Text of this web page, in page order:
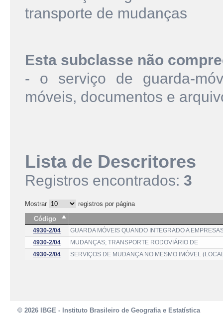
transporte de mudanças
Esta subclasse não
- o serviço de guarda-
móveis, documentos e
Lista de Descritores
Registros encontrados: 3
Mostrar
registros por página
Código
4930-2/04
GUARDA MÓVEIS QUANDO INTEGRADO A
4930-2/04
MUDANÇAS; TRANSPORTE RODOVIÁRIO DE
4930-2/04
SERVIÇOS DE MUDANÇA NO MESMO IMÓVEL
© 2026 IBGE - Instituto Brasileiro de Geografia e Estatística